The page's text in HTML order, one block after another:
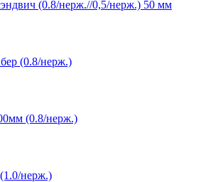
(0.8/нерж.//0,5/нерж.) 50 мм
(0.8/нерж.)
(0.8/нерж.)
нерж.)